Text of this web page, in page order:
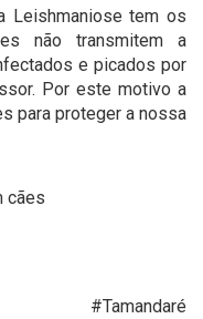
Leishmaniose tem os
não transmitem a
e picados por
Por este motivo a
para proteger a nossa
cães
#Tamandaré